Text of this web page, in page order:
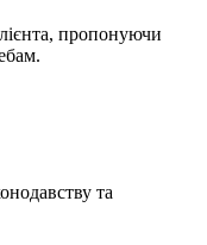
пропонуючи
та